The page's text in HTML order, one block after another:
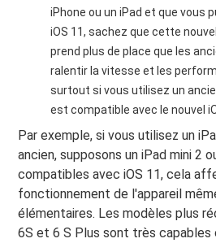
iPhone ou un iPad et que vous
iOS 11, sachez que cette
prend plus de place que les
ralentir la vitesse et les
surtout si vous utilisez un
est compatible avec le nouvel
Par exemple, si vous utilisez un
ancien, supposons un iPad mini 2
compatibles avec iOS 11, cela
fonctionnement de l'appareil
élémentaires. Les modèles plus
6S et 6 S Plus sont très capables